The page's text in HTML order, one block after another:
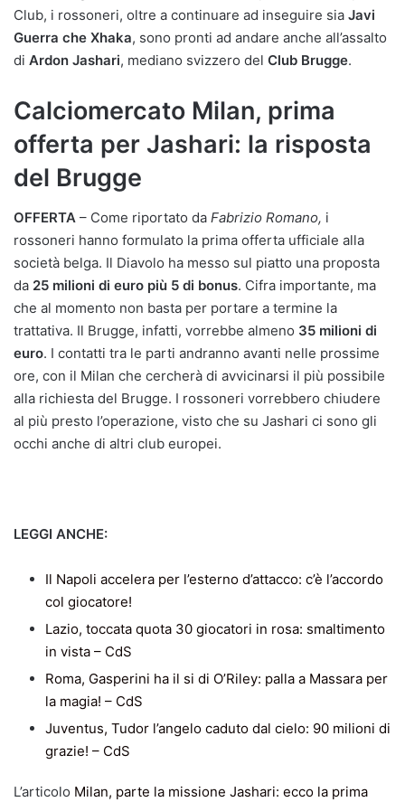
Club, i rossoneri, oltre a continuare ad inseguire sia Javi
Guerra che Xhaka, sono pronti ad andare anche all’assalto
di Ardon Jashari, mediano svizzero del Club Brugge.
Calciomercato Milan, prima
offerta per Jashari: la risposta
del Brugge
OFFERTA – Come riportato da Fabrizio Romano, i
rossoneri hanno formulato la prima offerta ufficiale alla
società belga. Il Diavolo ha messo sul piatto una proposta
da 25 milioni di euro più 5 di bonus. Cifra importante, ma
che al momento non basta per portare a termine la
trattativa. Il Brugge, infatti, vorrebbe almeno 35 milioni di
euro. I contatti tra le parti andranno avanti nelle prossime
ore, con il Milan che cercherà di avvicinarsi il più possibile
alla richiesta del Brugge. I rossoneri vorrebbero chiudere
al più presto l’operazione, visto che su Jashari ci sono gli
occhi anche di altri club europei.
LEGGI ANCHE:
Il Napoli accelera per l’esterno d’attacco: c’è l’accordo
col giocatore!
Lazio, toccata quota 30 giocatori in rosa: smaltimento
in vista – CdS
Roma, Gasperini ha il si di O’Riley: palla a Massara per
la magia! – CdS
Juventus, Tudor l’angelo caduto dal cielo: 90 milioni di
grazie! – CdS
L’articolo Milan, parte la missione Jashari: ecco la prima